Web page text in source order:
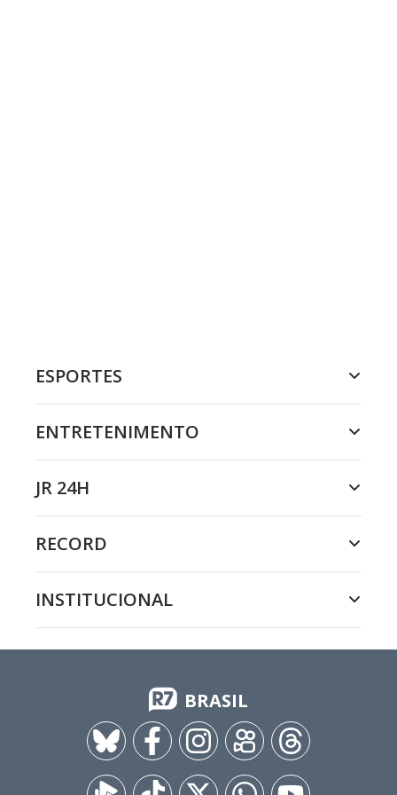
ESPORTES
ENTRETENIMENTO
JR 24H
RECORD
INSTITUCIONAL
BRASIL